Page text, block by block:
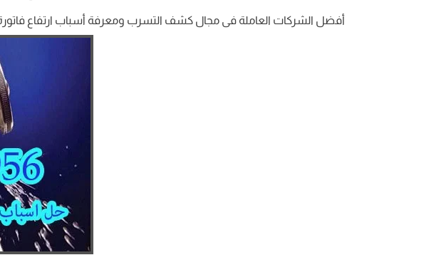
أفضل الشركات العاملة فى مجال كشف التسرب ومعرفة أسباب ارتفاع فاتورة